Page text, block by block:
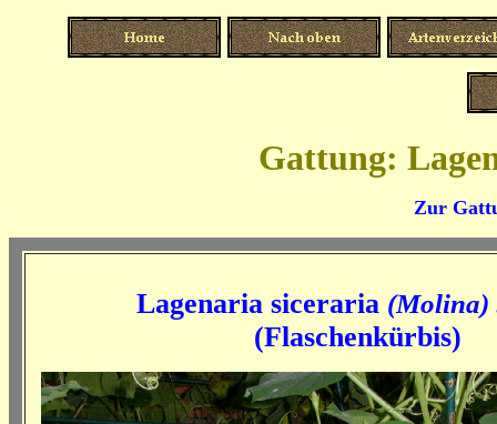
Gattung:
Zur
Lagenaria siceraria (Molina)
(Flaschenkürbis)